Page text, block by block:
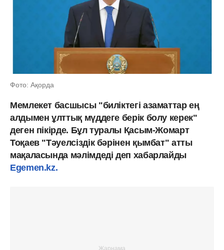
Фото: Ақорда
Мемлекет басшысы "биліктегі азаматтар ең
алдымен ұлттық мүддеге берік болу керек"
деген пікірде. Бұл туралы Қасым-Жомарт
Тоқаев "Тәуелсіздік бәрінен қымбат" атты
мақаласында мәлімдеді деп хабарлайды
Egemen.kz.